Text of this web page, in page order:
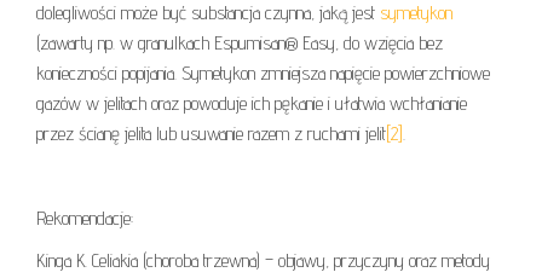
dolegliwości może być substancja czynna, jaką jest symetykon
(zawarty np. w granulkach Espumisan® Easy, do wzięcia bez
konieczności popijania. Symetykon zmniejsza napięcie powierzchniowe
gazów w jelitach oraz powoduje ich pękanie i ułatwia wchłanianie
przez ścianę jelita lub usuwanie razem z ruchami jelit [2] .
Rekomendacje:
Kinga K. Celiakia (choroba trzewna) – objawy, przyczyny oraz metody